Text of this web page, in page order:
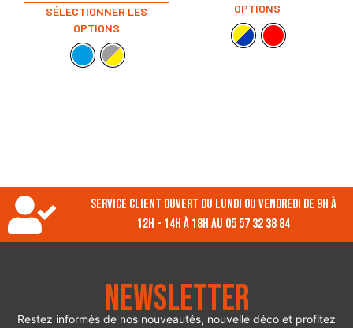
SÉLECTIONNER LES
OPTIONS
OPTIONS
Service client ouvert du lundi ou vendredi de 9h à
12h - 14h à 18h au 05 57 32 38 84
Newsletter
Restez informés de nos nouveautés, nouvelle déco et profitez